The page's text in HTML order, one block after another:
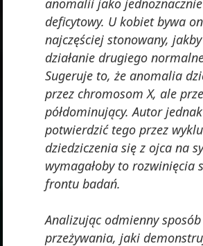
anomalii jako jednoznacznie
deficytowy. U kobiet bywa on
najczęściej stonowany,
działanie drugiego
Sugeruje to, że anomalia
przez chromosom X, ale
półdominujący. Autor
potwierdzić tego przez
dziedziczenia się z ojca na
wymagałoby to rozwinięcia
frontu badań.
Analizując odmienny sposób
przeżywania, jaki